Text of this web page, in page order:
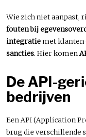
Wie zich niet aanpast,
fouten bij
integratiemet klanten
sancties. Hier komen
De API-
bedrijven
Een API (Application
brug die verschillende